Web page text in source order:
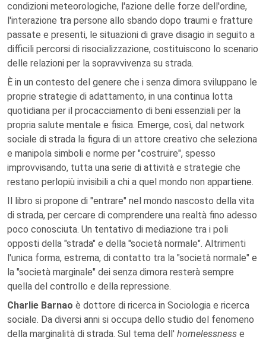
condizioni meteorologiche, l'azione delle forze dell'ordine,
l'interazione tra persone allo sbando dopo traumi e fratture
passate e presenti, le situazioni di grave disagio in seguito a
difficili percorsi di risocializzazione, costituiscono lo scenario
delle relazioni per la sopravvivenza su strada.
È in un contesto del genere che i senza dimora sviluppano le
proprie strategie di adattamento, in una continua lotta
quotidiana per il procacciamento di beni essenziali per la
propria salute mentale e fisica. Emerge, così, dal network
sociale di strada la figura di un attore creativo che seleziona
e manipola simboli e norme per "costruire", spesso
improvvisando, tutta una serie di attività e strategie che
restano perlopiù invisibili a chi a quel mondo non appartiene.
Il libro si propone di "entrare" nel mondo nascosto della vita
di strada, per cercare di comprendere una realtà fino adesso
poco conosciuta. Un tentativo di mediazione tra i poli
opposti della "strada" e della "società normale". Altrimenti
l'unica forma, estrema, di contatto tra la "società normale" e
la "società marginale" dei senza dimora resterà sempre
quella del controllo e della repressione.
Charlie Barnao è dottore di ricerca in Sociologia e ricerca
sociale. Da diversi anni si occupa dello studio del fenomeno
della marginalità di strada. Sul tema dell' homelessness e